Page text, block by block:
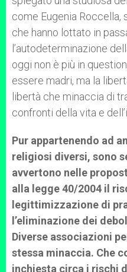
come Eugenia
che hanno lottato in
l’autodeterminazione
oggi non è più in
essere madri, ma la
libertà che minaccia di
confronti della vita e
Pur appartenendo ad
religiosi diversi, sono
avvertono nelle
alla legge 40/2004 il
legittimizzazione di
l’eliminazione dei
Diverse associazioni
stessa minaccia. Che
inchiesta circa i rischi